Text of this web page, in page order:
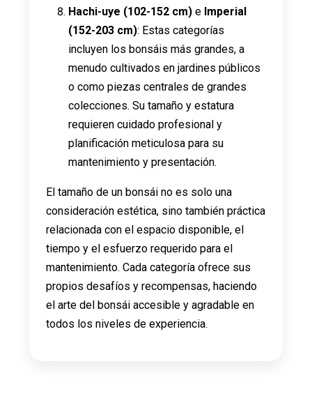
Hachi-uye (102-152 cm) e Imperial
(152-203 cm): Estas categorías
incluyen los bonsáis más grandes, a
menudo cultivados en jardines públicos
o como piezas centrales de grandes
colecciones. Su tamaño y estatura
requieren cuidado profesional y
planificación meticulosa para su
mantenimiento y presentación.
El tamaño de un bonsái no es solo una
consideración estética, sino también práctica
relacionada con el espacio disponible, el
tiempo y el esfuerzo requerido para el
mantenimiento. Cada categoría ofrece sus
propios desafíos y recompensas, haciendo
el arte del bonsái accesible y agradable en
todos los niveles de experiencia.